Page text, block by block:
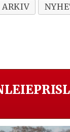
ARKIV